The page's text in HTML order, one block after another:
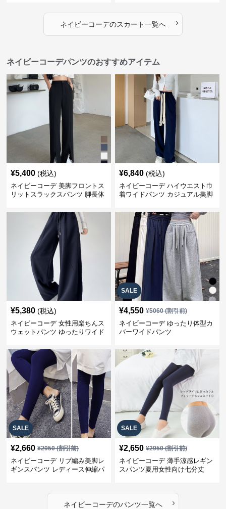
ネイビーコーデのスカート一覧へ ›
ネイビーコーデパンツのおすすめアイテム
¥5,400 (税込)
ネイビーコーデ 美脚フロントス
リットスラックスパンツ 脚長体
¥6,840 (税込)
ネイビーコーデ ハイウエスト巾
着ワイドパンツ カジュアル美脚
¥5,380 (税込)
ネイビーコーデ 女性用楽ちんス
ウェットパンツ ゆったりワイド
SALE
¥4,550 ¥5060(割引前)
ネイビーコーデ ゆったり体型カ
バーワイドパンツ
SALE
¥2,660 ¥2950(割引前)
ネイビーコーデ リブ編み美脚レ
ギンスパンツ レディース伸縮パ
SALE
¥2,650 ¥2950(割引前)
ネイビーコーデ 薄手涼感レギン
スパンツ夏用女性向け七分丈
ネイビーコーデのパンツ一覧へ ›